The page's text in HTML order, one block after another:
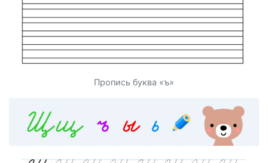
Пропись буква «ъ»